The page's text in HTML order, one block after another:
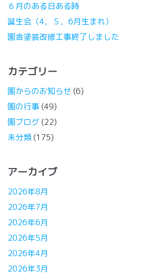
６月のある日ある時
誕生会（4，５，6月生まれ）
園舎塗装改修工事終了しました
カテゴリー
園からのお知らせ (6)
園の行事 (49)
園ブログ(22)
未分類(175)
アーカイブ
2026年8月
2026年7月
2026年6月
2026年5月
2026年4月
2026年3月